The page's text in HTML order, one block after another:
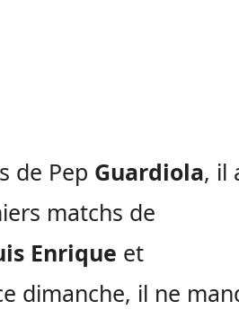
de Pep Guardiola, il
matchs de
Enrique et
dimanche, il ne